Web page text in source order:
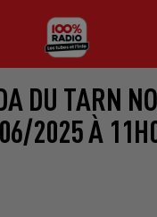
DU TARN
2025 À